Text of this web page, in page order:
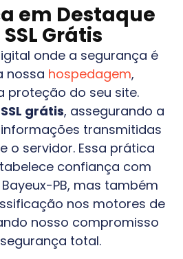
em Destaque
Grátis
onde a segurança é
nossa hospedagem,
proteção do seu site.
SSL grátis, assegurando a
transmitidas
o servidor. Essa prática
confiança com
Bayeux-PB, mas também
nos motores de
nosso compromisso
total.